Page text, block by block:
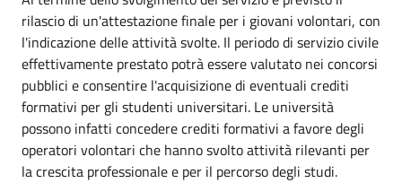
rilascio di un'attestazione finale per i giovani volontari, con
l'indicazione delle attività svolte. Il periodo di servizio civile
effettivamente prestato potrà essere valutato nei concorsi
pubblici e consentire l'acquisizione di eventuali crediti
formativi per gli studenti universitari. Le università
possono infatti concedere crediti formativi a favore degli
operatori volontari che hanno svolto attività rilevanti per
la crescita professionale e per il percorso degli studi.